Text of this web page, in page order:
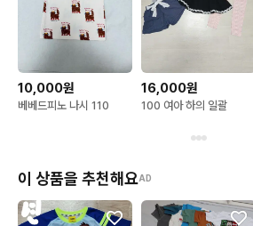
10,000원
베베드피노 나시 110
16,000원
100 여아 하의 일괄
이 상품을 추천해요AD